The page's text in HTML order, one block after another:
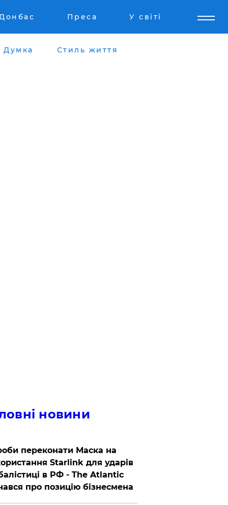
Преса У світі
Думка Стиль життя
новини
переконати Маска на
Starlink для ударів
в РФ - The Atlantic
про позицію бізнесмена